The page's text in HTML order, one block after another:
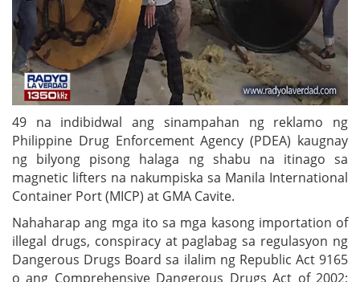
49 na indibidwal ang sinampahan ng reklamo ng
Philippine Drug Enforcement Agency (PDEA) kaugnay
ng bilyong pisong halaga ng shabu na itinago sa
magnetic lifters na nakumpiska sa Manila International
Container Port (MICP) at GMA Cavite.
Nahaharap ang mga ito sa mga kasong importation of
illegal drugs, conspiracy at paglabag sa regulasyon ng
Dangerous Drugs Board sa ilalim ng Republic Act 9165
o ang Comprehensive Dangerous Drugs Act of 2002;